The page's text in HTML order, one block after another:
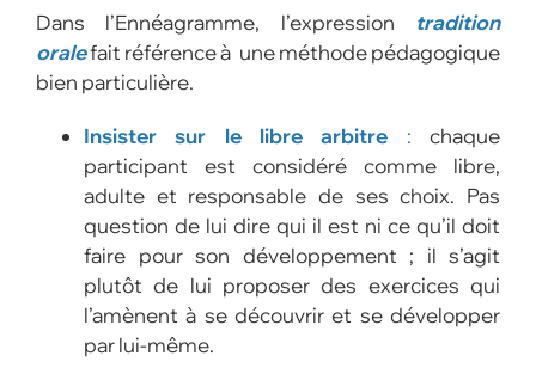
Dans l’Ennéagramme, l’expression tradition
oralefait référence à une méthode pédagogique
bien particulière.
Insister sur le libre arbitre : chaque
participant est considéré comme libre,
adulte et responsable de ses choix. Pas
question de lui dire qui il est ni ce qu’il doit
faire pour son développement ; il s’agit
plutôt de lui proposer des exercices qui
l’amènent à se découvrir et se développer
par lui-même.